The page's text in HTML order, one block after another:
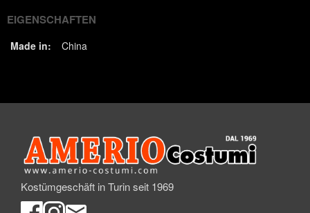
EIGENSCHAFTEN
Made in: China
Kostümgeschäft in Turin seit 1969